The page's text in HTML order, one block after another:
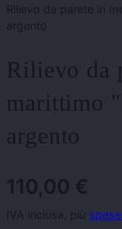
Rilievo da parete in
argento
Rilievo da
marittimo
argento
110,00 €
IVA inclusa, più